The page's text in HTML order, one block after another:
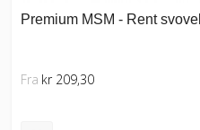
Premium MSM - Rent
Fra kr 209,30